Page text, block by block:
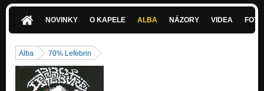
Pokrok zpět - 70%Lefebrin 2010
Skrytá Zvrhlost
70% Lefebrin
NOVINKY O KAPELE ALBA NÁZORY VIDEA
Alba 70% Lefebrin